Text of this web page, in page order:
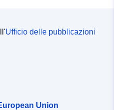
data.europa.eu/88u/dataset/
Ufficio delle pubblicazioni
Union